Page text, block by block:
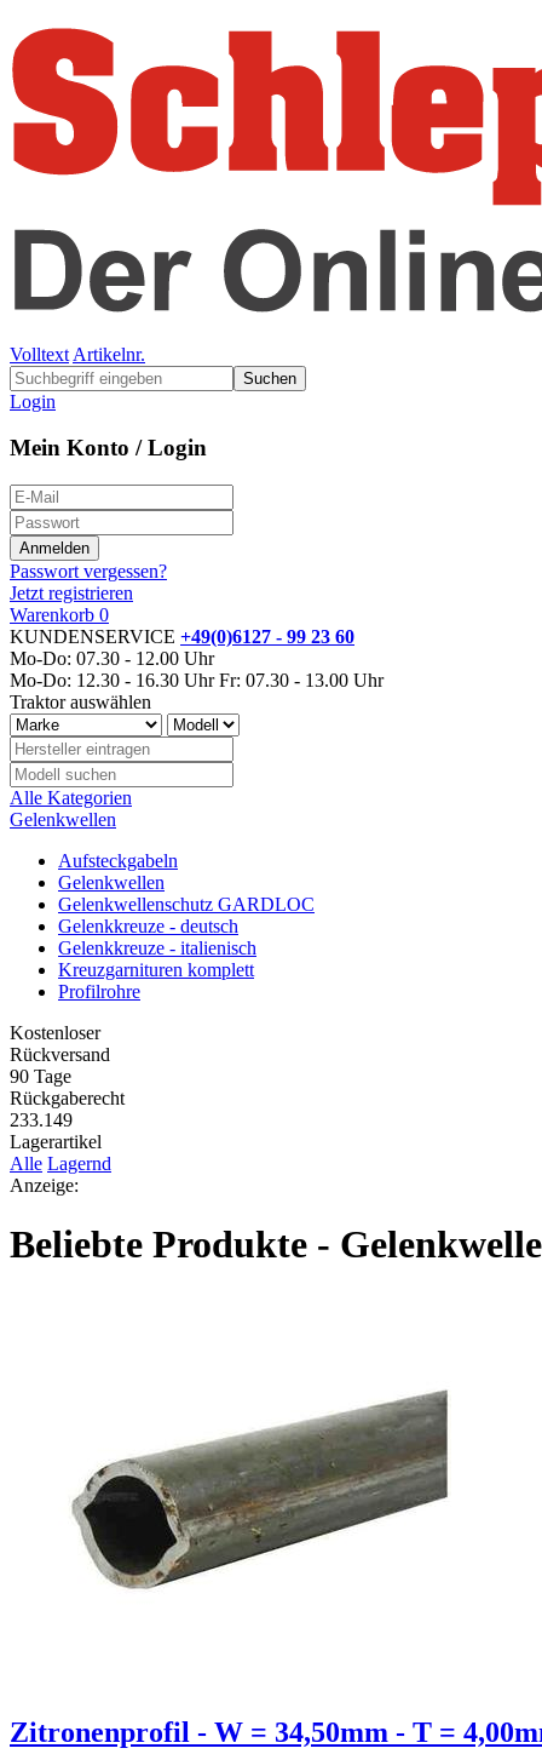
Volltext Artikelnr.
Suchen
Login
Mein Konto / Login
Passwort vergessen?
Jetzt registrieren
Warenkorb 0
KUNDENSERVICE +49(0)6127 - 99 23 60
Mo-Do: 07.30 - 12.00 Uhr
Mo-Do: 12.30 - 16.30 Uhr Fr: 07.30 - 13.00 Uhr
Traktor auswählen
Alle Kategorien
Gelenkwellen
Aufsteckgabeln
Gelenkwellen
Gelenkwellenschutz GARDLOC
Gelenkkreuze - deutsch
Gelenkkreuze - italienisch
Kreuzgarnituren komplett
Profilrohre
Kostenloser
Rückversand
90 Tage
Rückgaberecht
233.149
Lagerartikel
Alle Lagernd
Anzeige:
Beliebte Produkte -
Zitronenprofil - W = 34,50mm - T =